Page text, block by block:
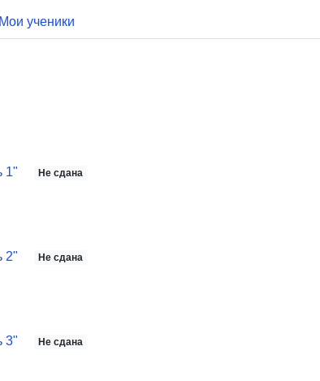
Мои ученики
1" Не сдана
2" Не сдана
3" Не сдана